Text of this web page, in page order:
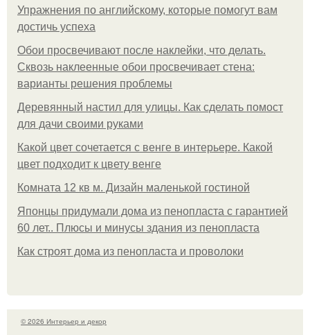
Упражнения по английскому, которые помогут вам
достичь успеха
Обои просвечивают после наклейки, что делать.
Сквозь наклеенные обои просвечивает стена:
варианты решения проблемы
Деревянный настил для улицы. Как сделать помост
для дачи своими руками
Какой цвет сочетается с венге в интерьере. Какой
цвет подходит к цвету венге
Комната 12 кв м. Дизайн маленькой гостиной
Японцы придумали дома из пенопласта с гарантией
60 лет.. Плюсы и минусы здания из пенопласта
Как строят дома из пенопласта и проволоки
© 2026 Интерьер и декор